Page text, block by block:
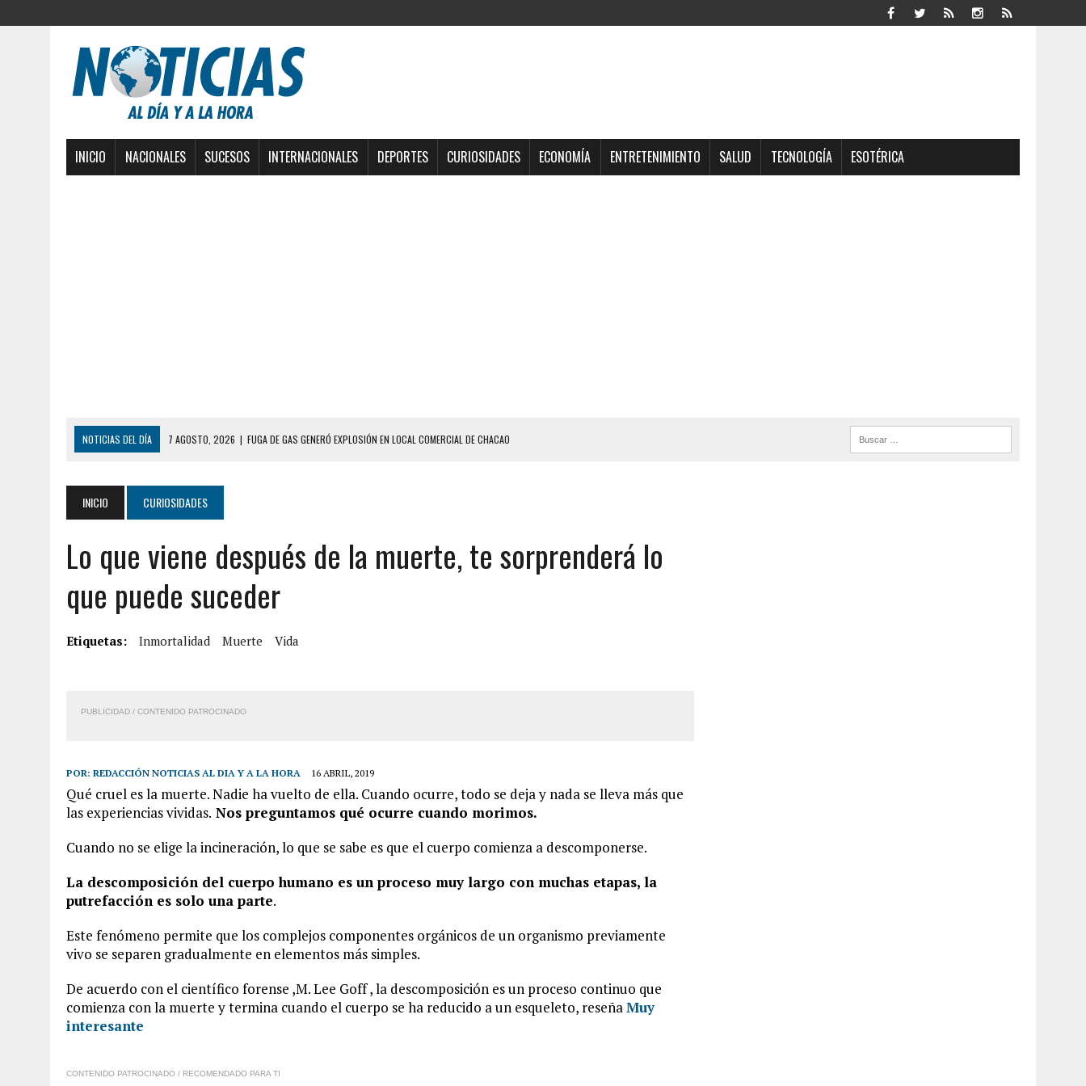
INICIO NACIONALES SUCESOS INTERNACIONALES DEPORTES CURIOSIDADES ECONOMÍA ENTRETENIMIENTO SALUD TECNOLOGÍA ESOTÉRICA
NOTICIAS DEL DÍA 7 AGOSTO, 2026 | FUGA DE GAS GENERÓ EXPLOSIÓN EN LOCAL COMERCIAL DE CHACAO
7 AGOSTO, 2026 | LOCALIZARON CUERPO DE ‘LA SEÑORA DE LAS UÑAS BONITAS’ 42 DÍAS DESPUÉS DE LOS TERREMOTOS EN LA GUAIRA
MISTERIOSA MUERTE DE MODELO EN MONAGAS: HALLARON EL CUERPO DENTRO DE SU CASA
6 AGOSTO, 2026
| BARINAS: ADOLESCENTE SE QUITÓ LA VIDA TRAS SER ACOSADA Y ABUSADA POR LA PAREJA DE SU ABUELA
6 AGOSTO, 2026
CONMOCIÓN EN COLORADO POR ASESINATO DE UNA ADOLESCENTE VENEZOLANA EN REUNIÓN CON AMIGOS
9 AGOSTO, 2026
INICIO CURIOSIDADES
Lo que viene después de la muerte, te sorprenderá lo
que puede suceder
Etiquetas: Inmortalidad Muerte Vida
PUBLICIDAD / CONTENIDO PATROCINADO
POR: REDACCIÓN NOTICIAS AL DIA Y A LA HORA 16 ABRIL, 2019
Qué cruel es la muerte. Nadie ha vuelto de ella. Cuando ocurre, todo se deja y nada se lleva más que
las experiencias vividas. Nos preguntamos qué ocurre cuando morimos.
Cuando no se elige la incineración, lo que se sabe es que el cuerpo comienza a descomponerse.
La descomposición del cuerpo humano es un proceso muy largo con muchas etapas, la
putrefacción es solo una parte.
Este fenómeno permite que los complejos componentes orgánicos de un organismo previamente
vivo se separen gradualmente en elementos más simples.
De acuerdo con el científico forense ,M. Lee Goff , la descomposición es un proceso continuo que
comienza con la muerte y termina cuando el cuerpo se ha reducido a un esqueleto, reseñaMuy
interesante
CONTENIDO PATROCINADO / RECOMENDADO PARA TI